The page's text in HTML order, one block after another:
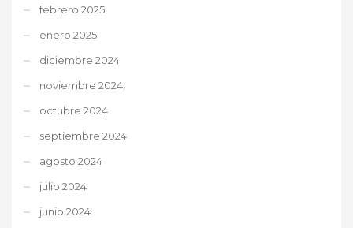
febrero 2025
enero 2025
diciembre 2024
noviembre 2024
octubre 2024
septiembre 2024
agosto 2024
julio 2024
junio 2024